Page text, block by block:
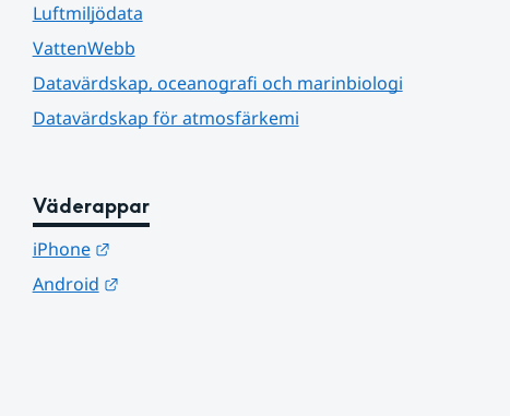
Luftmiljödata
VattenWebb
Datavärdskap, oceanografi och marinbiologi
Datavärdskap för atmosfärkemi
Väderappar
iPhone
Länk till annan webbplats.
Android
Länk till annan webbplats.